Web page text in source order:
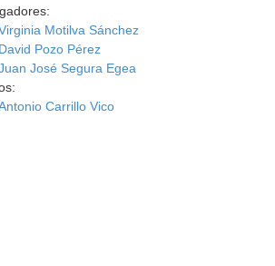
Motilva Sánchez
David Pozo Pérez
José Segura Egea
Carrillo Vico